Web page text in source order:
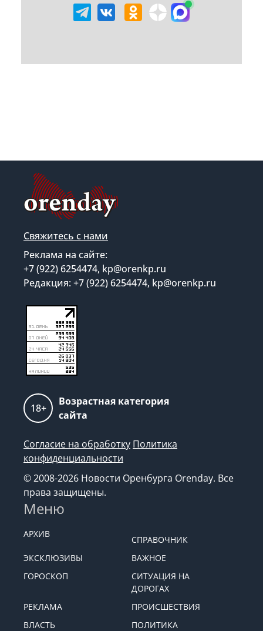
Свяжитесь с нами
Реклама на сайте:
+7 (922) 6254474, kp@orenkp.ru
Редакция: +7 (922) 6254474, kp@orenkp.ru
18+
Возрастная категория
сайта
Согласие на обработку Политика
конфиденциальности
© 2008-2026 Новости Оренбурга Orenday. Все
права защищены.
Меню
АРХИВ
СПРАВОЧНИК
ЭКСКЛЮЗИВЫ
ВАЖНОЕ
ГОРОСКОП
СИТУАЦИЯ НА
ДОРОГАХ
РЕКЛАМА
ПРОИСШЕСТВИЯ
ВЛАСТЬ
ПОЛИТИКА